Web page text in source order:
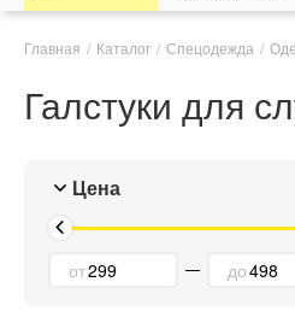
Главная Каталог Спецодежда
Галстуки для
Цена
от до